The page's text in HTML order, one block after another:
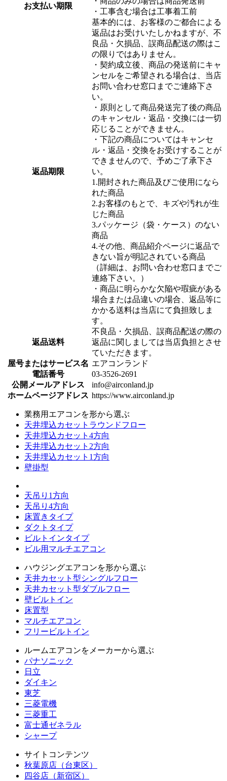
お支払い期限
・工事含む場合は工事着工前
返品期限
基本的には、お客様のご都合による
返品はお受けいたしかねますが、不
良品・欠損品、誤商品配送の際はこ
の限りではありません。
・契約成立後、商品の発送前にキャ
ンセルをご希望される場合は、当店
お問い合わせ窓口までご連絡下さ
い。
・原則として商品発送完了後の商品
のキャンセル・返品・交換には一切
応じることができません。
・下記の商品についてはキャンセ
ル・返品・交換をお受けすることが
できませんので、予めご了承下さ
い。
1.開封された商品及びご使用になら
れた商品
2.お客様のもとで、キズや汚れが生
じた商品
3.パッケージ（袋・ケース）のない
商品
4.その他、商品紹介ページに返品で
きない旨が明記されている商品
（詳細は、お問い合わせ窓口までご
連絡下さい。）
・商品に明らかな欠陥や瑕疵がある
場合または品違いの場合、返品等に
かかる送料は当店にて負担致しま
す。
返品送料
不良品・欠損品、誤商品配送の際の
返品に関しましては当店負担とさせ
ていただきます。
屋号またはサービス名 エアコンランド
電話番号
03-3526-2691
公開メールアドレス
info@airconland.jp
ホームページアドレス https://www.airconland.jp
業務用エアコンを形から選ぶ
天井埋込カセットラウンドフロー
天井埋込カセット4方向
天井埋込カセット2方向
天井埋込カセット1方向
壁掛型
天吊り1方向
天吊り4方向
床置きタイプ
ダクトタイプ
ビルトインタイプ
ビル用マルチエアコン
ハウジングエアコンを形から選ぶ
天井カセット型シングルフロー
天井カセット型ダブルフロー
壁ビルトイン
床置型
マルチエアコン
フリービルトイン
ルームエアコンをメーカーから選ぶ
パナソニック
日立
ダイキン
東芝
三菱電機
三菱重工
富士通ゼネラル
シャープ
サイトコンテンツ
秋葉原店（台東区）
四谷店（新宿区）